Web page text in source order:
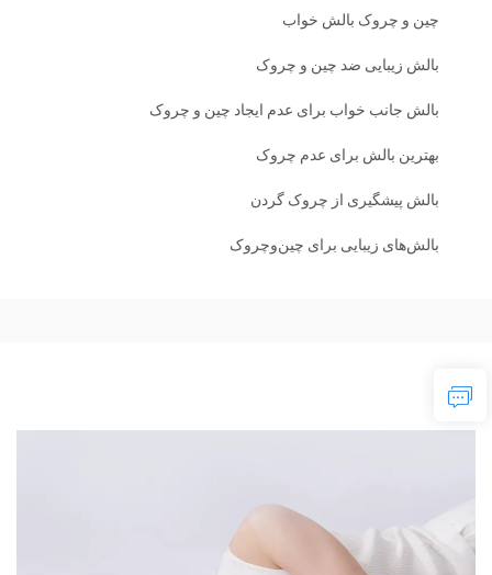
چین و چروک بالش خواب
بالش زیبایی ضد چین و چروک
بالش جانب خواب برای عدم ایجاد چین و چروک
بهترین بالش برای عدم چروک
بالش پیشگیری از چروک گردن
بالش‌های زیبایی برای چین‌وچروک